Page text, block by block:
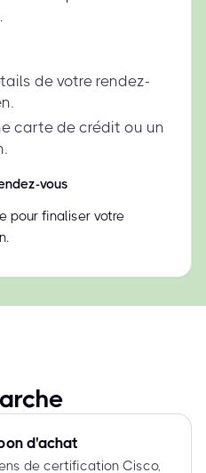
de votre rendez-
carte de crédit ou un
vous
pour finaliser votre
d'achat
de certification Cisco,